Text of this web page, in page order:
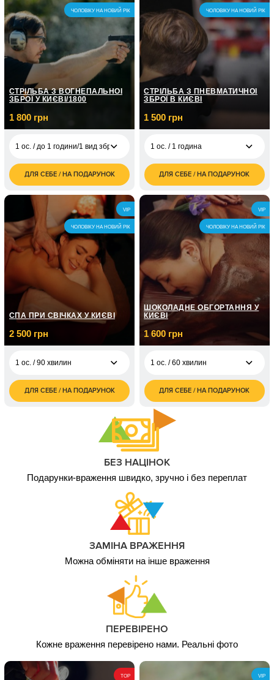
1 ос. / Курс
екстремального
водіння/6 занять по 2
год
21 000
грн
ЧОЛОВІКУ НА НОВИЙ РІК
СТРІЛЬБА З ВОГНЕПАЛЬНОЇ
ЗБРОЇ У КИЄВІ/1800
1 800 грн
1 ос. / до 1 години/1 вид зброї
1 ос. / до 1 години/1
вид зброї
грн
2 ос. / до 1 години/1
вид зброї
3 600
грн
1 ос. / до 1 години/
бойовий калібр
2 ос. / до 1 години/
бойовий калібр
6 000
грн
1 ос. / До 2 годин/ 3
види зброї
5 000
грн
види зброї
ДЛЯ СЕБЕ / НА ПОДАРУНОК
ЧОЛОВІКУ НА НОВИЙ РІК
СТРІЛЬБА З ПНЕВМАТИЧНОЇ
ЗБРОЇ В КИЄВІ
1 500 грн
1 ос. / 1 година
1 500
грн
2 ос. / 1 година
1 800
грн
ДЛЯ СЕБЕ / НА ПОДАРУНОК
VIP
ЧОЛОВІКУ НА НОВИЙ РІК
СПА ПРИ СВІЧКАХ У КИЄВІ
2 500 грн
1 ос. / 90 хвилин
2 500
грн
5 000
грн
ДЛЯ СЕБЕ / НА ПОДАРУНОК
VIP
ЧОЛОВІКУ НА НОВИЙ РІК
ШОКОЛАДНЕ ОБГОРТАННЯ У
КИЄВІ
1 600 грн
1 ос. / 60 хвилин
1 600
грн
ДЛЯ СЕБЕ / НА ПОДАРУНОК
БЕЗ НАЦІНОК
Подарунки-враження швидко, зручно і без переплат
ЗАМІНА ВРАЖЕННЯ
Можна обміняти на інше враження
ПЕРЕВІРЕНО
Кожне враження перевірено нами. Реальні фото
TOP VIP